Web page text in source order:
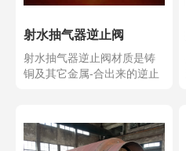
射水抽气器逆止阀
射水抽气器逆止阀材质是铸
铜及其它金属-合出来的逆止